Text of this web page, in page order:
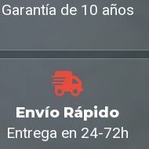
Garantía de 10 años
Envío Rápido
Entrega en 24-72h